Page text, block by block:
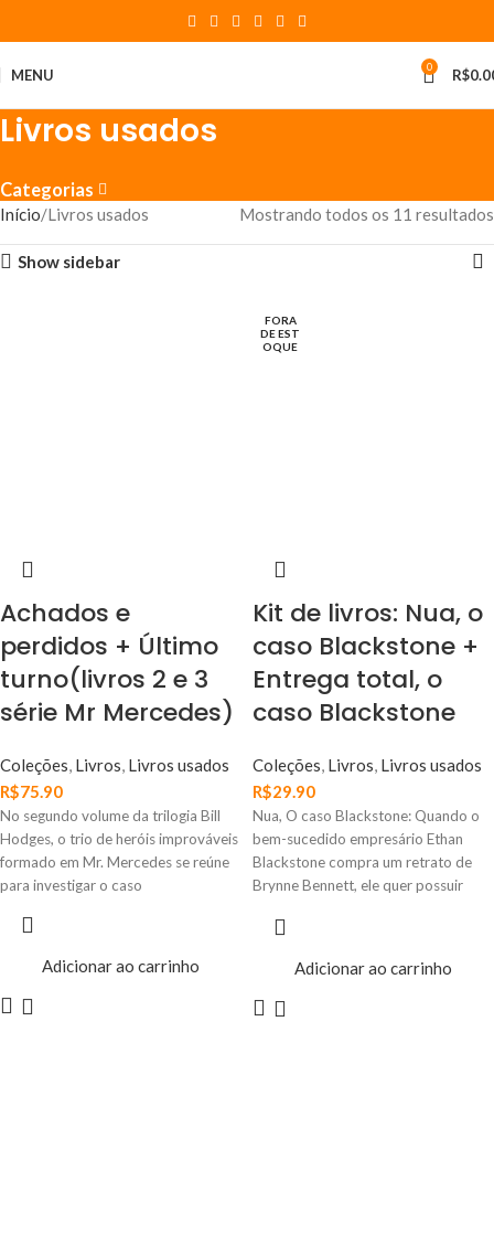
MENU 0 R$
Livros usados
Categorias
Início Livros usados Mostrando todos os 11 resultados
Show sidebar
Achados e
perdidos + Último
turno(livros 2 e 3
série Mr Mercedes)
Coleções, Livros, Livros usados
R$75.90
No segundo volume da trilogia Bill
Hodges, o trio de heróis improváveis
formado em Mr. Mercedes se reúne
para investigar o caso
Adicionar ao carrinho
Kit de livros: Nua, o
caso Blackstone +
Entrega total, o
caso Blackstone
Coleções, Livros, Livros usados
R$29.90
Nua, O caso Blackstone: Quando o
bem-sucedido empresário Ethan
Blackstone compra um retrato de
Brynne Bennett, ele quer possuir
Adicionar ao carrinho
FORA
DE EST
OQUE